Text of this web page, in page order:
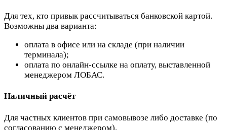
Для тех, кто привык рассчитываться банковской картой.
Возможны два варианта:
оплата в офисе или на складе (при наличии
терминала);
оплата по онлайн-ссылке на оплату, выставленной
менеджером ЛОБАС.
Наличный расчёт
Для частных клиентов при самовывозе либо доставке (по
согласованию с менеджером).